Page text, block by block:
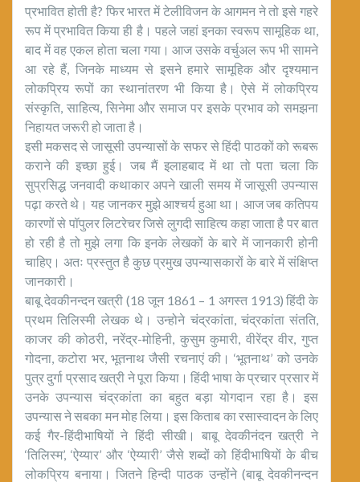
प्रभावित होती है? फिर भारत में टेलीविजन के आगमन ने तो इसे गहरे
रूप में प्रभावित किया ही है। पहले जहां इनका स्वरूप सामूहिक था,
बाद में वह एकल होता चला गया। आज उसके वर्चुअल रूप भी सामने
आ रहे हैं, जिनके माध्यम से इसने हमारे सामूहिक और दृश्यमान
लोकप्रिय रूपों का स्थानांतरण भी किया है। ऐसे में लोकप्रिय
संस्कृति, साहित्य, सिनेमा और समाज पर इसके प्रभाव को समझना
निहायत जरूरी हो जाता है।
इसी मकसद से जासूसी उपन्यासों के सफर से हिंदी पाठकों को रूबरू
कराने की इच्छा हुई। जब मैं इलाहबाद में था तो पता चला कि
सुप्रसिद्ध जनवादी कथाकार अपने खाली समय में जासूसी उपन्यास
पढ़ा करते थे। यह जानकर मुझे आश्चर्य हुआ था। आज जब कतिपय
कारणों से पॉपुलर लिटरेचर जिसे लुगदी साहित्य कहा जाता है पर बात
हो रही है तो मुझे लगा कि इनके लेखकों के बारे में जानकारी होनी
चाहिए। अतः प्रस्तुत है कुछ प्रमुख उपन्यासकारों के बारे में संक्षिप्त
जानकारी।
बाबू देवकीनन्दन खत्री (18 जून 1861 – 1 अगस्त 1913) हिंदी के
प्रथम तिलिस्मी लेखक थे। उन्होने चंद्रकांता, चंद्रकांता संतति,
काजर की कोठरी, नरेंद्र-मोहिनी, कुसुम कुमारी, वीरेंद्र वीर, गुप्त
गोदना, कटोरा भर, भूतनाथ जैसी रचनाएं की। ‘भूतनाथ’ को उनके
पुत्र दुर्गा प्रसाद खत्री ने पूरा किया। हिंदी भाषा के प्रचार प्रसार में
उनके उपन्यास चंद्रकांता का बहुत बड़ा योगदान रहा है। इस
उपन्यास ने सबका मन मोह लिया। इस किताब का रसास्वादन के लिए
कई गैर-हिंदीभाषियों ने हिंदी सीखी। बाबू देवकीनंदन खत्री ने
‘तिलिस्म’, ‘ऐय्यार’ और ‘ऐय्यारी’ जैसे शब्दों को हिंदीभाषियों के बीच
लोकप्रिय बनाया। जितने हिन्दी पाठक उन्होंने (बाबू देवकीनन्दन